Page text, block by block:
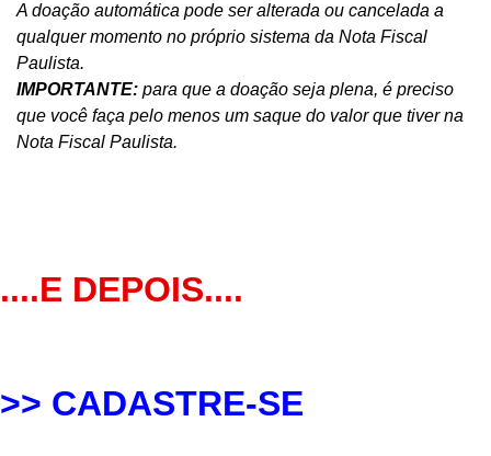
A doação automática pode ser alterada ou cancelada a
qualquer momento no próprio sistema da Nota Fiscal
Paulista.
IMPORTANTE: para que a doação seja plena, é preciso
que você faça pelo menos um saque do valor que tiver na
Nota Fiscal Paulista.
....E DEPOIS....
>> CADASTRE-SE